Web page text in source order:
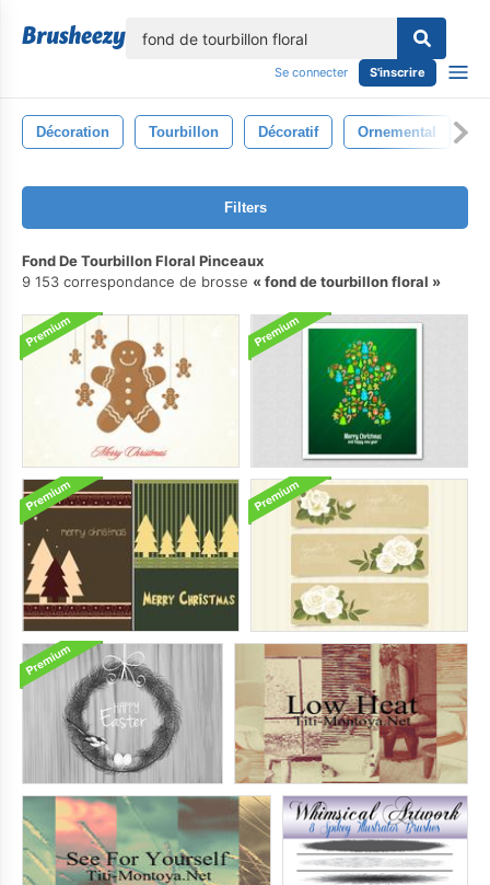
Se connecter S'inscrire
Décoration Tourbillon Décoratif Ornemental
Filters
Fond De Tourbillon Floral Pinceaux
9 153 correspondance de brosse
fond de tourbillon floral